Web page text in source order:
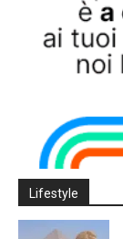
Lifestyle